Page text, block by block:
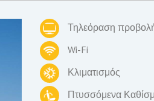
Τηλεόραση
Wi-Fi
Κλιματισμός
Πτυσσόμενα